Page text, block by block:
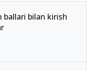
ballari bilan kirish